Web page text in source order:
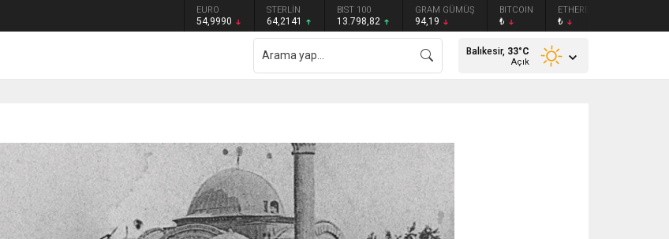
EURO
54,9990
STERLİN
64,2141
BIST 100
13.798,82
GRAM GÜMÜŞ
94,19
BITCOIN
₺
ETHEREUM
₺
Balıkesir, 33°C
Açık